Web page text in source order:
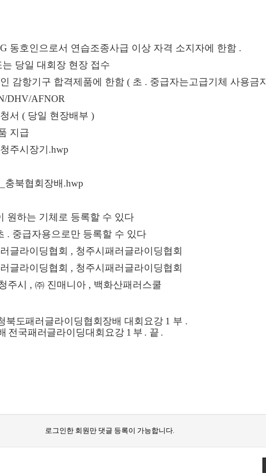
동호인으로서 연습조종사급 이상 자격 소지자에 한함 .
는 당일 대회장 현장 접수
감항기구 합격제품에 한함 ( 초 . 중급자는고급기체 사용금지
DHV/AFNOR
서 ( 당일 현장배부 )
지급
주시장기.hwp
충북협회장배.hwp
원하는 기체로 등록할 수 있다
. 중급자용으로만 등록할 수 있다
글라이딩협회 , 청주시패러글라이딩협회
글라이딩협회 , 청주시패러글라이딩협회
주시 , ㈜ 진매니아 , 백화산패러스쿨
북도패러글라이딩협회장배 대회요강 1 부 .
전국패러글라이딩대회요강 1 부 . 끝 .
로그인한 회원만 댓글 등록이 가능합니다.
과